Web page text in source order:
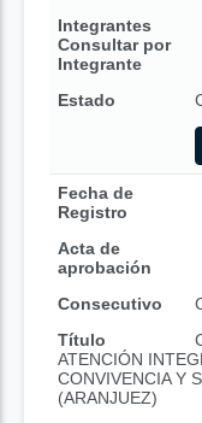
Integrantes
Consultar por
Integrante
Estado
Fecha de
Registro
Acta de
aprobación
Consecutivo
Título
ATENCIÓN
CONVIVENCIA Y
(ARANJUEZ)